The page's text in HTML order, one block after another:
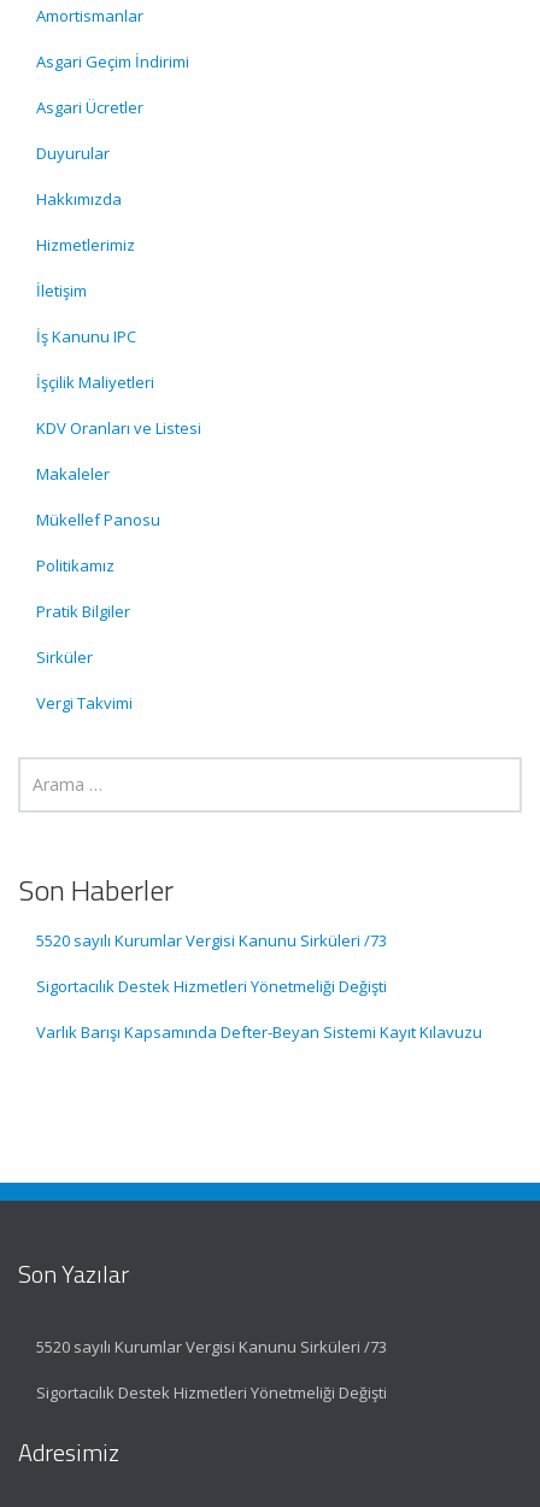
Amortismanlar
Asgari Geçim İndirimi
Asgari Ücretler
Duyurular
Hakkımızda
Hizmetlerimiz
İletişim
İş Kanunu IPC
İşçilik Maliyetleri
KDV Oranları ve Listesi
Makaleler
Mükellef Panosu
Politikamız
Pratik Bilgiler
Sirküler
Vergi Takvimi
Son Haberler
5520 sayılı Kurumlar Vergisi Kanunu Sirküleri /73
Sigortacılık Destek Hizmetleri Yönetmeliği Değişti
Varlık Barışı Kapsamında Defter-Beyan Sistemi Kayıt Kılavuzu
Son Yazılar
5520 sayılı Kurumlar Vergisi Kanunu Sirküleri /73
Sigortacılık Destek Hizmetleri Yönetmeliği Değişti
Adresimiz